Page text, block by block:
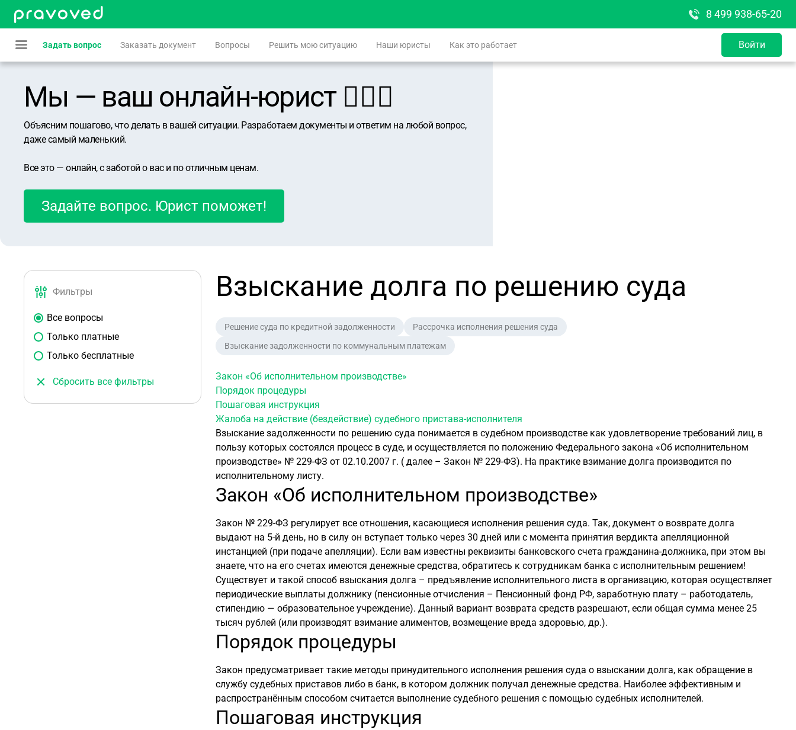
8 499 938-65-20
Задать вопрос Заказать документ Вопросы Решить мою ситуацию Наши юристы Как это работает Войти
Мы — ваш онлайн-юрист 👨🏻‍⚖️
Объясним пошагово, что делать в вашей ситуации. Разработаем документы и ответим на любой вопрос,
даже самый маленький.
Все это — онлайн, с заботой о вас и по отличным ценам.
Задайте вопрос. Юрист поможет!
Фильтры
Все вопросы
Только платные
Только бесплатные
Сбросить все фильтры
Взыскание долга по решению суда
Решение суда по кредитной задолженности
Рассрочка исполнения решения суда
Взыскание задолженности по коммунальным платежам
Закон «Об исполнительном производстве»
Порядок процедуры
Пошаговая инструкция
Жалоба на действие (бездействие) судебного пристава-исполнителя
Взыскание задолженности по решению суда понимается в судебном производстве как удовлетворение требований лиц, в
пользу которых состоялся процесс в суде, и осуществляется по положению Федерального закона «Об исполнительном
производстве» № 229-ФЗ от 02.10.2007 г. ( далее – Закон № 229-ФЗ). На практике взимание долга производится по
исполнительному листу.
Закон «Об исполнительном производстве»
Закон № 229-ФЗ регулирует все отношения, касающиеся исполнения решения суда. Так, документ о возврате долга
выдают на 5-й день, но в силу он вступает только через 30 дней или с момента принятия вердикта апелляционной
инстанцией (при подаче апелляции). Если вам известны реквизиты банковского счета гражданина-должника, при этом вы
знаете, что на его счетах имеются денежные средства, обратитесь к сотрудникам банка с исполнительным решением!
Существует и такой способ взыскания долга – предъявление исполнительного листа в организацию, которая осуществляет
периодические выплаты должнику (пенсионные отчисления – Пенсионный фонд РФ, заработную плату – работодатель,
стипендию — образовательное учреждение). Данный вариант возврата средств разрешают, если общая сумма менее 25
тысяч рублей (или производят взимание алиментов, возмещение вреда здоровью, др.).
Порядок процедуры
Закон предусматривает такие методы принудительного исполнения решения суда о взыскании долга, как обращение в
службу судебных приставов либо в банк, в котором должник получал денежные средства. Наиболее эффективным и
распространённым способом считается выполнение судебного решения с помощью судебных исполнителей.
Пошаговая инструкция